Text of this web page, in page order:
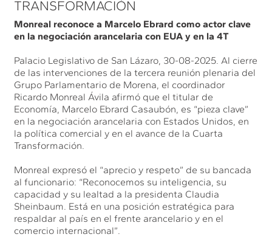
TRANSFORMACIÓN
Monreal reconoce a Marcelo Ebrard como actor clave
en la negociación arancelaria con EUA y en la 4T
Palacio Legislativo de San Lázaro, 30-08-2025. Al cierre
de las intervenciones de la tercera reunión plenaria del
Grupo Parlamentario de Morena, el coordinador
Ricardo Monreal Ávila afirmó que el titular de
Economía, Marcelo Ebrard Casaubón, es “pieza clave”
en la negociación arancelaria con Estados Unidos, en
la política comercial y en el avance de la Cuarta
Transformación.
Monreal expresó el “aprecio y respeto” de su bancada
al funcionario: “Reconocemos su inteligencia, su
capacidad y su lealtad a la presidenta Claudia
Sheinbaum. Está en una posición estratégica para
respaldar al país en el frente arancelario y en el
comercio internacional”.